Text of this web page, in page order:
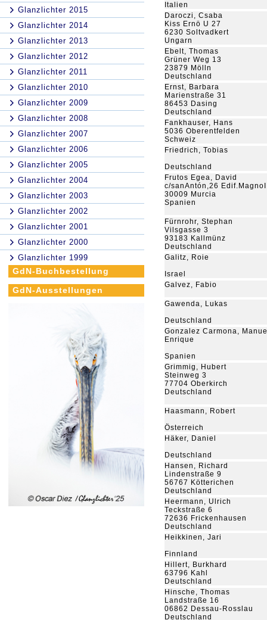
Glanzlichter 2015
Glanzlichter 2014
Glanzlichter 2013
Glanzlichter 2012
Glanzlichter 2011
Glanzlichter 2010
Glanzlichter 2009
Glanzlichter 2008
Glanzlichter 2007
Glanzlichter 2006
Glanzlichter 2005
Glanzlichter 2004
Glanzlichter 2003
Glanzlichter 2002
Glanzlichter 2001
Glanzlichter 2000
Glanzlichter 1999
GdN-Buchbestellung
GdN-Ausstellungen
Italien
Daroczi, Csaba
Kiss Ernö U 27
6230 Soltvadkert
Ungarn
Ebelt, Thomas
Grüner Weg 13
23879 Mölln
Deutschland
Ernst, Barbara
Marienstraße 31
86453 Dasing
Deutschland
Fankhauser, Hans
5036 Oberentfelden
Schweiz
Friedrich, Tobias
Deutschland
Frutos Egea, David
c/sanAntón,26
30009 Murcia
Spanien
Fürnrohr, Stephan
Vilsgasse 3
93183 Kallmünz
Deutschland
Galitz, Roie
Israel
Galvez, Fabio
Gawenda, Lukas
Deutschland
Gonzalez Carmona,
Enrique
Spanien
Grimmig, Hubert
Steinweg 3
77704 Oberkirch
Deutschland
Haasmann, Robert
Österreich
Häker, Daniel
Deutschland
Hansen, Richard
Lindenstraße 9
56767 Kötterichen
Deutschland
Heermann, Ulrich
Teckstraße 6
72636 Frickenhausen
Deutschland
Heikkinen, Jari
Finnland
Hillert, Burkhard
63796 Kahl
Deutschland
Hinsche, Thomas
Landstraße 16
06862 Dessau-Rosslau
Deutschland